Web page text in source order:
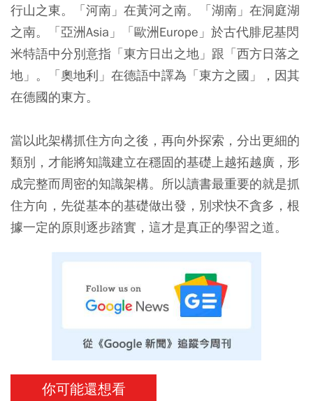
行山之東。「河南」在黃河之南。「湖南」在洞庭湖
之南。「亞洲Asia」「歐洲Europe」於古代腓尼基閃
米特語中分別意指「東方日出之地」跟「西方日落之
地」。「奧地利」在德語中譯為「東方之國」，因其
在德國的東方。
當以此架構抓住方向之後，再向外探索，分出更細的
類別，才能將知識建立在穩固的基礎上越拓越廣，形
成完整而周密的知識架構。所以讀書最重要的就是抓
住方向，先從基本的基礎做出發，別求快不貪多，根
據一定的原則逐步踏實，這才是真正的學習之道。
你可能還想看